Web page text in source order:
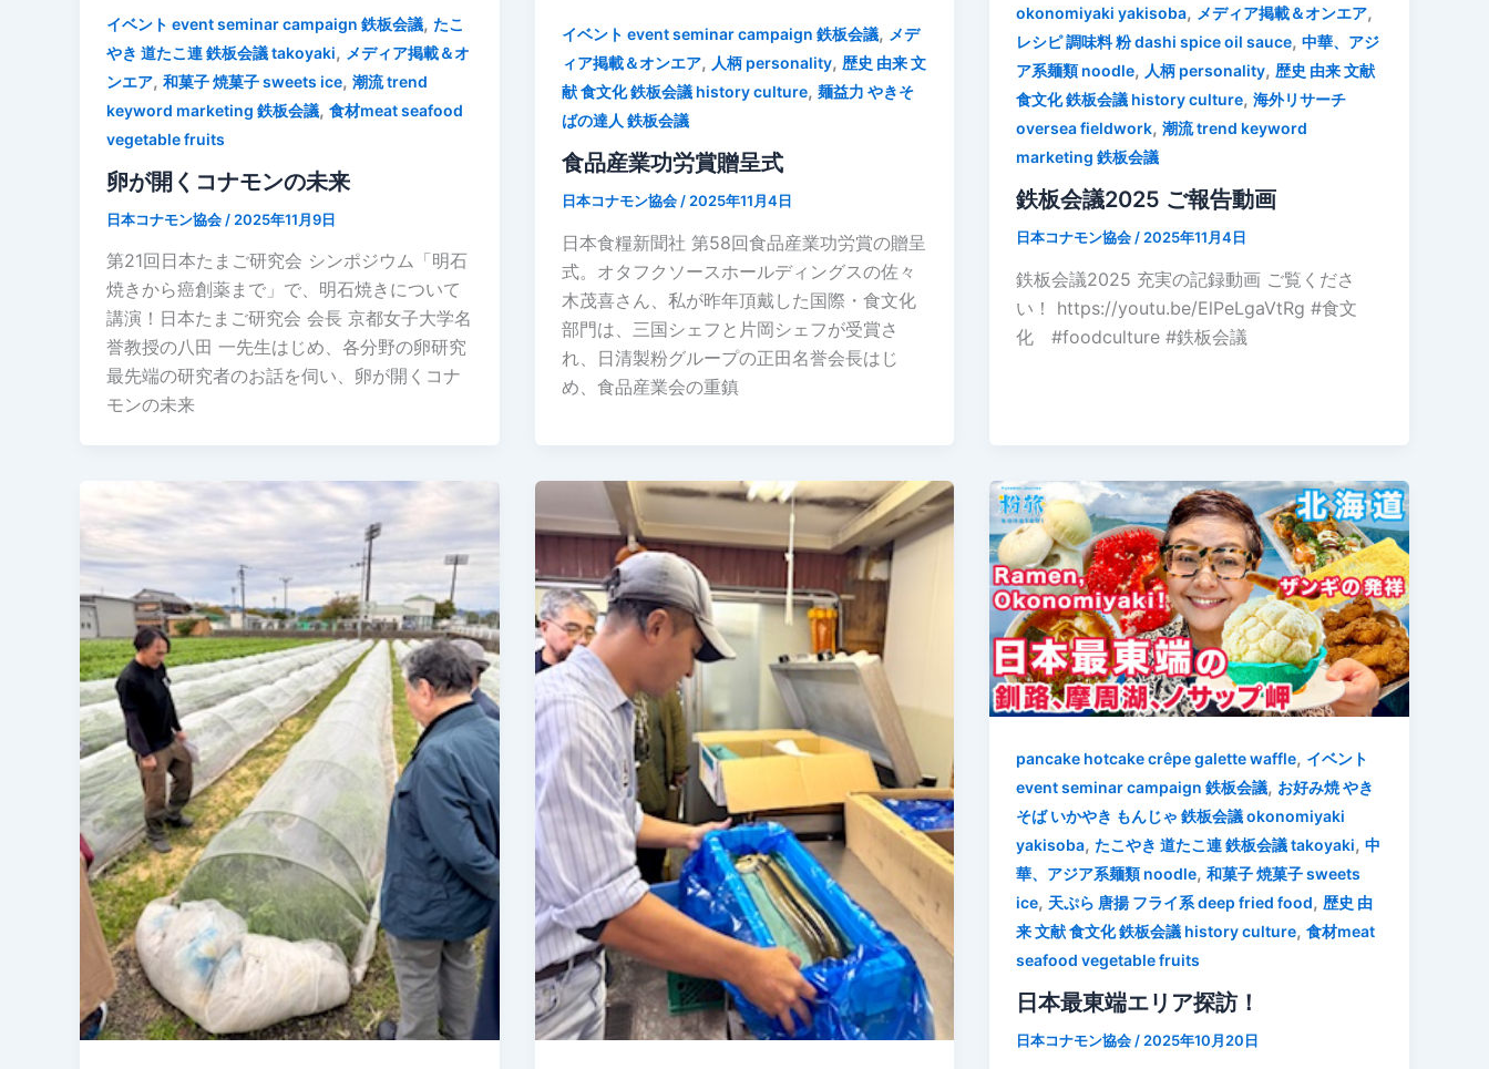
イベント event seminar campaign 鉄板会議, たこ
やき 道たこ連 鉄板会議 takoyaki, メディア掲載＆オ
ンエア, 和菓子 焼菓子 sweets ice, 潮流 trend
keyword marketing 鉄板会議, 食材meat seafood
vegetable fruits
卵が開くコナモンの未来
日本コナモン協会 / 2025年11月9日
第21回日本たまご研究会 シンポジウム「明石
焼きから癌創薬まで」で、明石焼きについて
講演！日本たまご研究会 会長 京都女子大学名
誉教授の八田 一先生はじめ、各分野の卵研究
最先端の研究者のお話を伺い、卵が開くコナ
モンの未来
イベント event seminar campaign 鉄板会議, メデ
ィア掲載＆オンエア, 人柄 personality, 歴史 由来 文
献 食文化 鉄板会議 history culture, 麺益力 やきそ
ばの達人 鉄板会議
食品産業功労賞贈呈式
日本コナモン協会 / 2025年11月4日
日本食糧新聞社 第58回食品産業功労賞の贈呈
式。オタフクソースホールディングスの佐々
木茂喜さん、私が昨年頂戴した国際・食文化
部門は、三国シェフと片岡シェフが受賞さ
れ、日清製粉グループの正田名誉会長はじ
め、食品産業会の重鎮
okonomiyaki yakisoba, メディア掲載＆オンエア,
レシピ 調味料 粉 dashi spice oil sauce,中華、アジ
ア系麺類 noodle, 人柄 personality,歴史 由来 文献
食文化 鉄板会議 history culture,海外リサーチ
oversea fieldwork,潮流 trend keyword
marketing 鉄板会議
鉄板会議2025 ご報告動画
日本コナモン協会 / 2025年11月4日
鉄板会議2025 充実の記録動画 ご覧くださ
い！ https://youtu.be/ElPeLgaVtRg #食文
化 #foodculture #鉄板会議
pancake hotcake crêpe galette waffle, イベント
event seminar campaign 鉄板会議, お好み焼 やき
そば いかやき もんじゃ 鉄板会議 okonomiyaki
yakisoba,たこやき 道たこ連 鉄板会議 takoyaki,中
華、アジア系麺類 noodle,和菓子 焼菓子 sweets
ice, 天ぷら 唐揚 フライ系 deep fried food,歴史 由
来 文献 食文化 鉄板会議 history culture,食材meat
seafood vegetable fruits
日本最東端エリア探訪！
日本コナモン協会 / 2025年10月20日